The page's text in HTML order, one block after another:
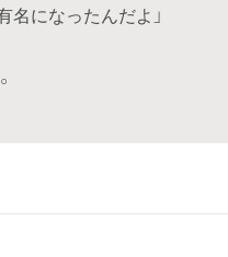
名になったんだよ」